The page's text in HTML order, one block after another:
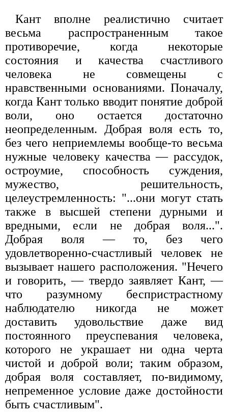
Кант вполне реалистично считает
весьма распространенным такое
противоречие, когда некоторые
состояния и качества счастливого
человека не совмещены с
нравственными основаниями. Поначалу,
когда Кант только вводит понятие доброй
воли, оно остается достаточно
неопределенным. Добрая воля есть то,
без чего неприемлемы вообще-то весьма
нужные человеку качества — рассудок,
остроумие, способность суждения,
мужество, решительность,
целеустремленность: "...они могут стать
также в высшей степени дурными и
вредными, если не добрая воля...".
Добрая воля — то, без чего
удовлетворенно-счастливый человек не
вызывает нашего расположения. "Нечего
и говорить, — твердо заявляет Кант, —
что разумному беспристрастному
наблюдателю никогда не может
доставить удовольствие даже вид
постоянного преуспевания человека,
которого не украшает ни одна черта
чистой и доброй воли; таким образом,
добрая воля составляет, по-видимому,
непременное условие даже достойности
быть счастливым".